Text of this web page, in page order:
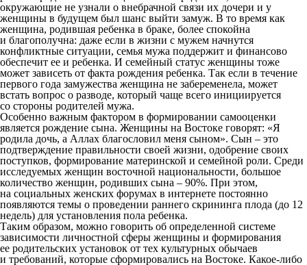
окружающие не узнали о внебрачной связи их дочери и у
женщины в будущем был шанс выйти замуж. В то время как
женщина, родившая ребенка в браке, более спокойна
и благополучна: даже если в жизни с мужем начнутся
конфликтные ситуации, семья мужа поддержит и финансово
обеспечит ее и ребенка. И семейный статус женщины тоже
может зависеть от факта рождения ребенка. Так если в течение
первого года замужества женщина не забеременела, может
встать вопрос о разводе, который чаще всего инициируется
со стороны родителей мужа.
Особенно важным фактором в формировании самооценки
является рождение сына. Женщины на Востоке говорят: «Я
родила дочь, а Аллах благословил меня сыном». Сын – это
подтверждение правильности своей жизни, одобрение своих
поступков, формирование материнской и семейной роли. Среди
исследуемых женщин восточной национальности, большое
количество женщин, родивших сына – 90%. При этом,
на социальных женских форумах в интернете постоянно
появляются темы о проведении раннего скрининга плода (до 12
недель) для установления пола ребенка.
Таким образом, можно говорить об определенной системе
зависимости личностной сферы женщины и формирования
ее родительских установок от тех культурных обычаев
и требований, которые сформировались на Востоке. Какое-либо